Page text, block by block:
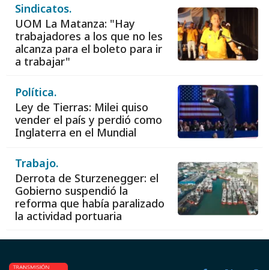
Sindicatos.
UOM La Matanza: "Hay
trabajadores a los que no les
alcanza para el boleto para ir
a trabajar"
Política.
Ley de Tierras: Milei quiso
vender el país y perdió como
Inglaterra en el Mundial
Trabajo.
Derrota de Sturzenegger: el
Gobierno suspendió la
reforma que había paralizado
la actividad portuaria